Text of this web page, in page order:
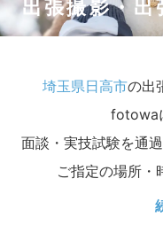
出張撮影・
埼玉県日高市の出
fotowa
面談・実技試験を通
ご指定の場所・